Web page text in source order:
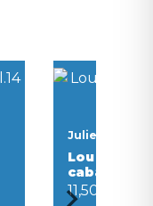
Julien neel
Lou ! tome
cabane
11,50 €